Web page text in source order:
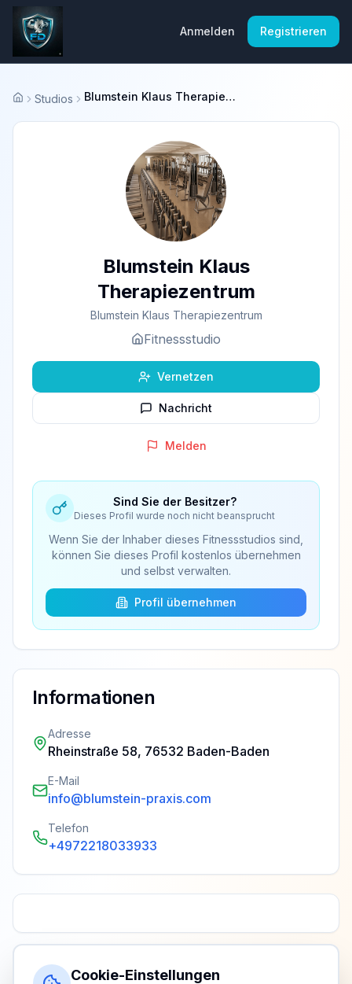
Anmelden Registrieren
Startseite
Studios Blumstein Klaus Therapiezentrum
Blumstein Klaus
Therapiezentrum
Blumstein Klaus Therapiezentrum
Fitnessstudio
Vernetzen
Nachricht
Melden
Sind Sie der Besitzer?
Dieses Profil wurde noch nicht beansprucht
Wenn Sie der Inhaber dieses Fitnessstudios sind,
können Sie dieses Profil kostenlos übernehmen
und selbst verwalten.
Profil übernehmen
Informationen
Adresse
Rheinstraße 58, 76532 Baden-Baden
E-Mail
info@blumstein-praxis.com
Telefon
+4972218033933
Cookie-Einstellungen